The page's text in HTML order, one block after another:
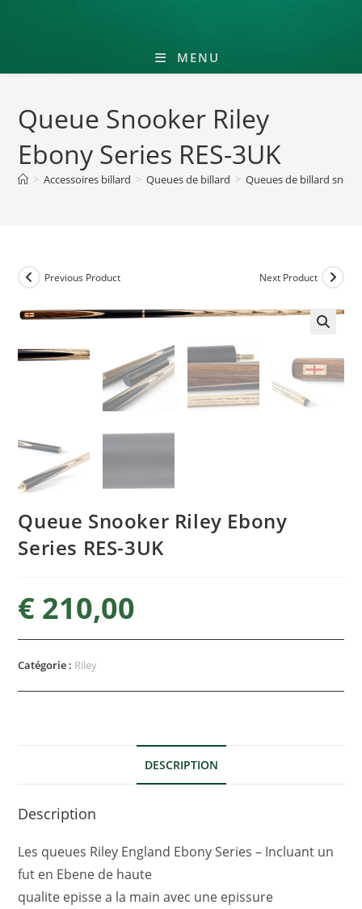
MENU
Queue Snooker Riley
Ebony Series RES-3UK
> Accessoires billard > Queues de billard > Queues de billard
Previous Product Next Product
Queue Snooker Riley Ebony
Series RES-3UK
€ 210,00
Catégorie : Riley
DESCRIPTION
Description
Les queues Riley England Ebony Series – Incluant un
fut en Ebene de haute
qualite episse a la main avec une epissure